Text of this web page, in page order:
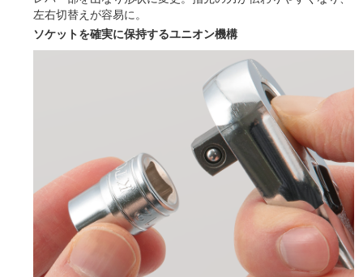
左右切替えが容易に。
ソケットを確実に保持するユニオン機構